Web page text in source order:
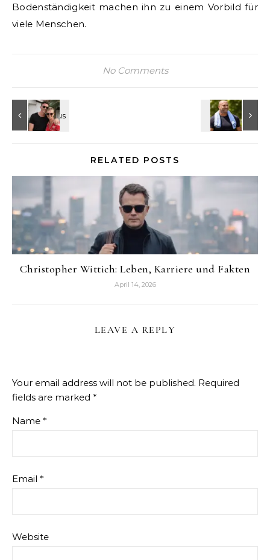
Bodenständigkeit machen ihn zu einem Vorbild für
viele Menschen.
No Comments
RELATED POSTS
Christopher Wittich: Leben, Karriere und Fakten
April 14, 2026
LEAVE A REPLY
Your email address will not be published. Required
fields are marked *
Name *
Email *
Website